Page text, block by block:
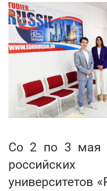
Со 2 по 3 мая
российских
университетов